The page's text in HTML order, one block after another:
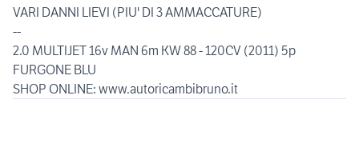
VARI DANNI LIEVI (PIU' DI 3 AMMACCATURE)
--
2.0 MULTIJET 16v MAN 6m KW 88 - 120CV (2011) 5p
FURGONE BLU
SHOP ONLINE: www.autoricambibruno.it